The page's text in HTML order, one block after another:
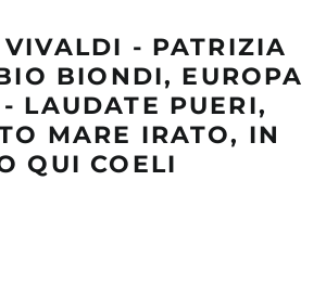
- PATRIZIA
BIONDI, EUROPA
LAUDATE PUERI,
MARE IRATO, IN
QUI COELI